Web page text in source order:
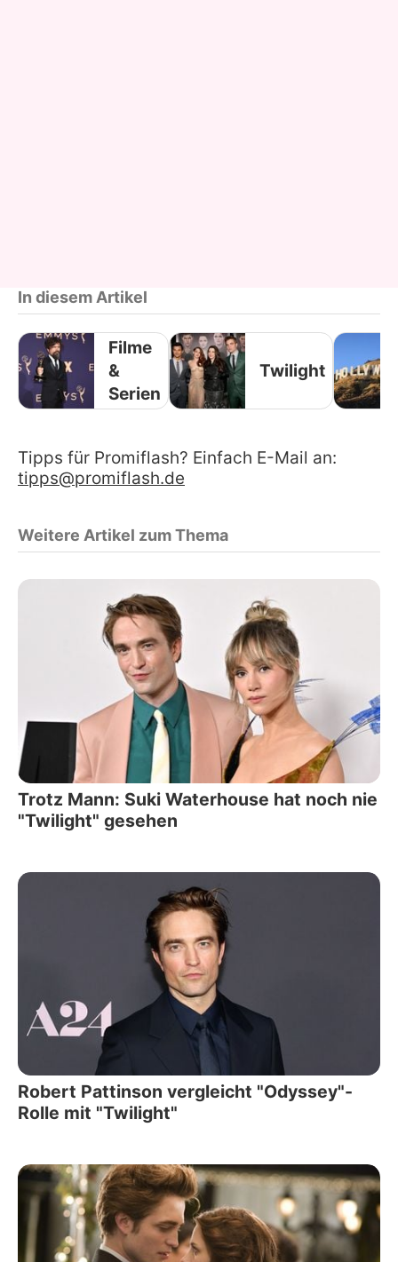
In diesem Artikel
Filme
&
Serien
Twilight
Tipps für Promiflash? Einfach E-Mail an:
tipps@promiflash.de
Weitere Artikel zum Thema
Trotz Mann: Suki Waterhouse hat noch nie
"Twilight" gesehen
Robert Pattinson vergleicht "Odyssey"-
Rolle mit "Twilight"